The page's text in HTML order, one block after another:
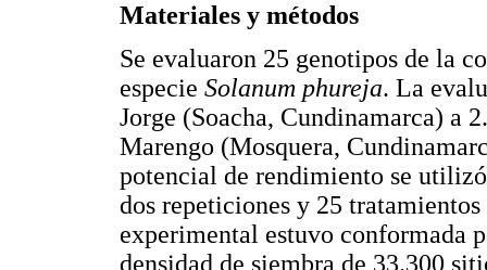
Materiales y métodos
Se evaluaron 25 genotipos de la
especie Solanum phureja. La
Jorge (Soacha, Cundinamarca) a
Marengo (Mosquera,
potencial de rendimiento se
dos repeticiones y 25
experimental estuvo conformada
densidad de siembra de 33.300